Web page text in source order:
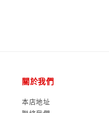
關於我們
本店地址